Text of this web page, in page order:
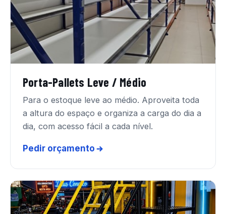
Porta-Pallets Leve / Médio
Para o estoque leve ao médio. Aproveita toda
a altura do espaço e organiza a carga do dia a
dia, com acesso fácil a cada nível.
Pedir orçamento